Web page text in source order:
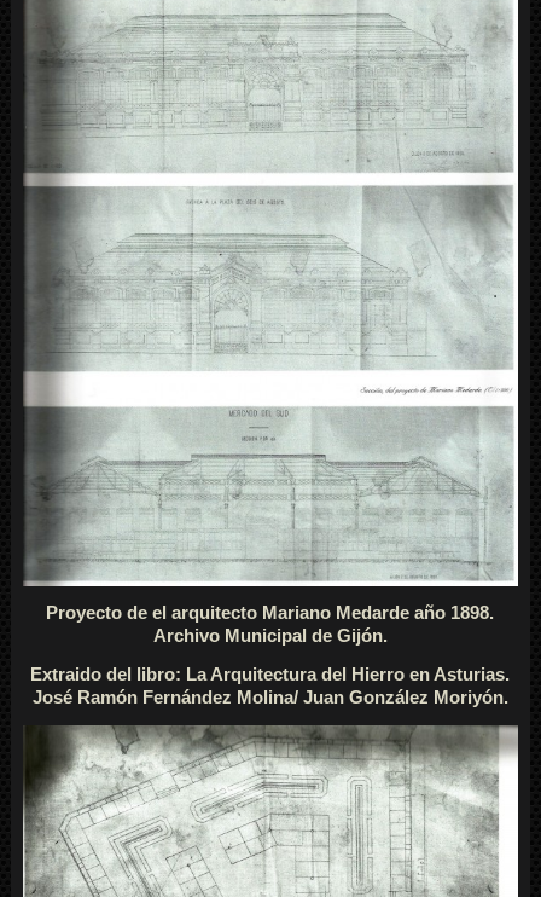
Proyecto de el arquitecto Mariano Medarde año 1898.
Archivo Municipal de Gijón.
Extraido del libro: La Arquitectura del Hierro en Asturias.
José Ramón Fernández Molina/ Juan González Moriyón.